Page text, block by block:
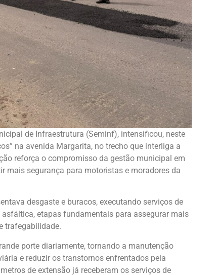
de Infraestrutura (Seminf), intensificou, neste
na avenida Margarita, no trecho que interliga a
reforça o compromisso da gestão municipal em
mais segurança para motoristas e moradores da
desgaste e buracos, executando serviços de
etapas fundamentais para assegurar mais
trafegabilidade.
porte diariamente, tornando a manutenção
e reduzir os transtornos enfrentados pela
de extensão já receberam os serviços de